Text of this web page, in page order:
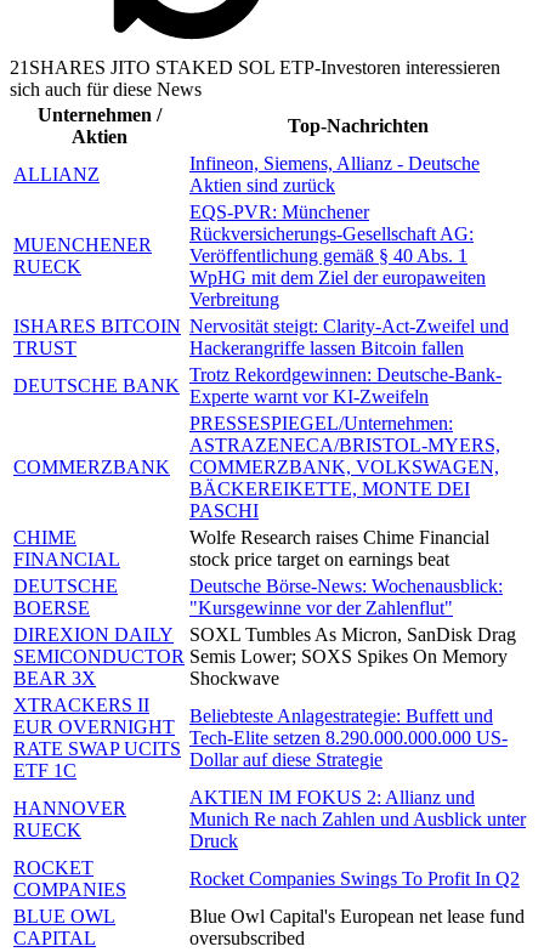
21SHARES JITO STAKED SOL ETP-Investoren interessieren
sich auch für diese News
Unternehmen /
Aktien
Top-Nachrichten
ALLIANZ
Infineon, Siemens, Allianz - Deutsche
Aktien sind zurück
MUENCHENER
RUECK
EQS-PVR: Münchener
Rückversicherungs-Gesellschaft AG:
Veröffentlichung gemäß § 40 Abs. 1
WpHG mit dem Ziel der europaweiten
Verbreitung
ISHARES BITCOIN
TRUST
Nervosität steigt: Clarity-Act-Zweifel und
Hackerangriffe lassen Bitcoin fallen
DEUTSCHE BANK
Trotz Rekordgewinnen: Deutsche-Bank-
Experte warnt vor KI-Zweifeln
COMMERZBANK
PRESSESPIEGEL/Unternehmen:
ASTRAZENECA/BRISTOL-MYERS,
COMMERZBANK, VOLKSWAGEN,
BÄCKEREIKETTE, MONTE DEI
PASCHI
CHIME
FINANCIAL
Wolfe Research raises Chime Financial
stock price target on earnings beat
DEUTSCHE
BOERSE
Deutsche Börse-News: Wochenausblick:
"Kursgewinne vor der Zahlenflut"
DIREXION DAILY
SEMICONDUCTOR
BEAR 3X
SOXL Tumbles As Micron, SanDisk Drag
Semis Lower; SOXS Spikes On Memory
Shockwave
XTRACKERS II
EUR OVERNIGHT
RATE SWAP UCITS
ETF 1C
Beliebteste Anlagestrategie: Buffett und
Tech-Elite setzen 8.290.000.000.000 US-
Dollar auf diese Strategie
HANNOVER
RUECK
AKTIEN IM FOKUS 2: Allianz und
Munich Re nach Zahlen und Ausblick unter
Druck
ROCKET
COMPANIES
Rocket Companies Swings To Profit In Q2
BLUE OWL
CAPITAL
Blue Owl Capital's European net lease fund
oversubscribed